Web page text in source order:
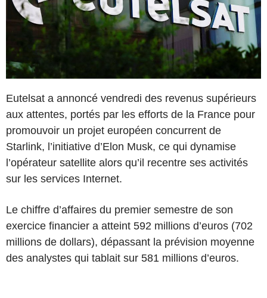
Eutelsat a annoncé vendredi des revenus supérieurs
aux attentes, portés par les efforts de la France pour
promouvoir un projet européen concurrent de
Starlink, l’initiative d’Elon Musk, ce qui dynamise
l’opérateur satellite alors qu’il recentre ses activités
sur les services Internet.
Le chiffre d’affaires du premier semestre de son
exercice financier a atteint 592 millions d’euros (702
millions de dollars), dépassant la prévision moyenne
des analystes qui tablait sur 581 millions d’euros.